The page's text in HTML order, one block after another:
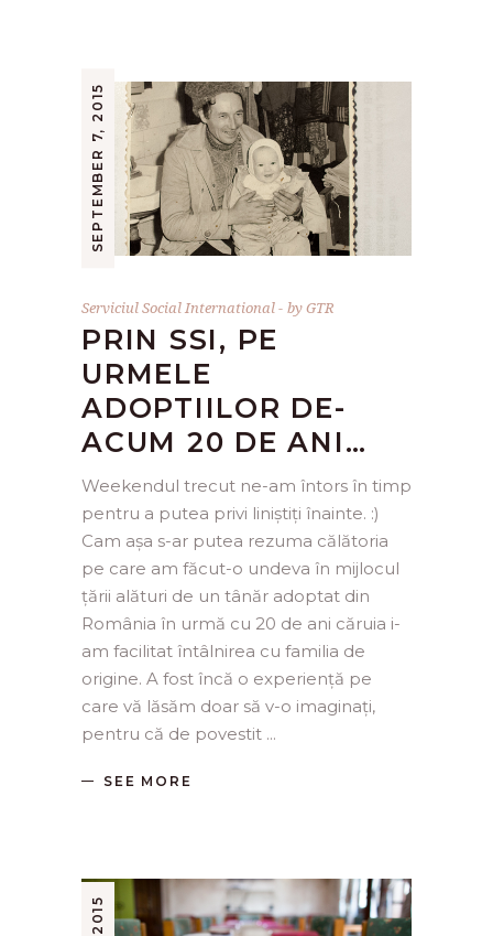
SEPTEMBER 7, 2015
Serviciul Social International byGTR
PRIN SSI, PE
URMELE
ADOPTIILOR DE-
ACUM 20 DE ANI…
Weekendul trecut ne-am întors în timp
pentru a putea privi liniștiți înainte. :)
Cam așa s-ar putea rezuma călătoria
pe care am făcut-o undeva în mijlocul
țării alături de un tânăr adoptat din
România în urmă cu 20 de ani căruia i-
am facilitat întâlnirea cu familia de
origine. A fost încă o experiență pe
care vă lăsăm doar să v-o imaginați,
pentru că de povestit
SEE MORE